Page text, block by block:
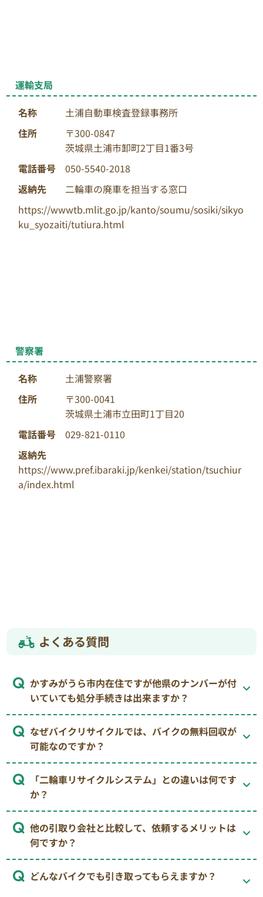
運輸支局
名称
土浦自動車検査登録事務所
住所
〒300-0847
茨城県土浦市卸町2丁目1番3号
電話番号
050-5540-2018
返納先
二輪車の廃車を担当する窓口
https://wwwtb.mlit.go.jp/kanto/soumu/sosiki/sikyo
ku_syozaiti/tutiura.html
警察署
名称
土浦警察署
住所
〒300-0041
茨城県土浦市立田町1丁目20
電話番号
029-821-0110
返納先
https://www.pref.ibaraki.jp/kenkei/station/tsuchiur
a/index.html
よくある質問
かすみがうら市内在住ですが他県のナンバーが付
いていても処分手続きは出来ますか？
なぜバイクリサイクルでは、バイクの無料回収が
可能なのですか？
「二輪車リサイクルシステム」との違いは何です
か？
他の引取り会社と比較して、依頼するメリットは
何ですか？
どんなバイクでも引き取ってもらえますか？